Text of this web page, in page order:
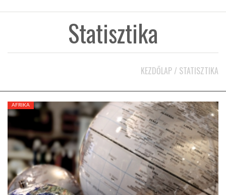
HÍR3D
TROPICALMAGAZIN
GLOBOTV
AFRIKA TUDÁSTÁR
Statisztika
KEZDŐLAP / STATISZTIKA
AFRIKA